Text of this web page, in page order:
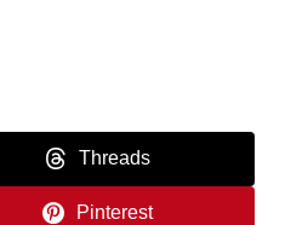
Threads
Pinterest